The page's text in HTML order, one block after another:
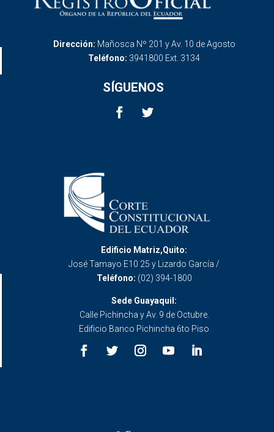
Dirección: Mañosca Nº 201 y Av. 10 de Agosto
Teléfono: 3941800 Ext. 3134
SÍGUENOS
Edificio Matriz,Quito:
José Tamayo E10 25 y Lizardo García /
Teléfono: (02) 394-1800
Sede Guayaquil:
Calle Pichincha y Av. 9 de Octubre.
Edificio Banco Pichincha 6to Piso